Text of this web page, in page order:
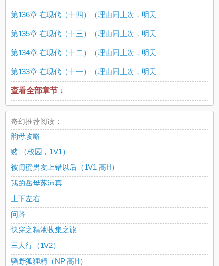
第136章 在现代（十四）（理由同上次，明天
第135章 在现代（十三）（理由同上次，明天
第134章 在现代（十二）（理由同上次，明天
第133章 在现代（十一）（理由同上次，明天
查看全部章节 ↓
奇幻推荐阅读：
韵母攻略
赌 （校园，1V1）
被闺蜜男友上错以后（1V1 高H）
我的岳母苏沛真
上下左右
问路
快穿之精液收集之旅
三人行（1V2）
骚野狐狸精（NP 高H）